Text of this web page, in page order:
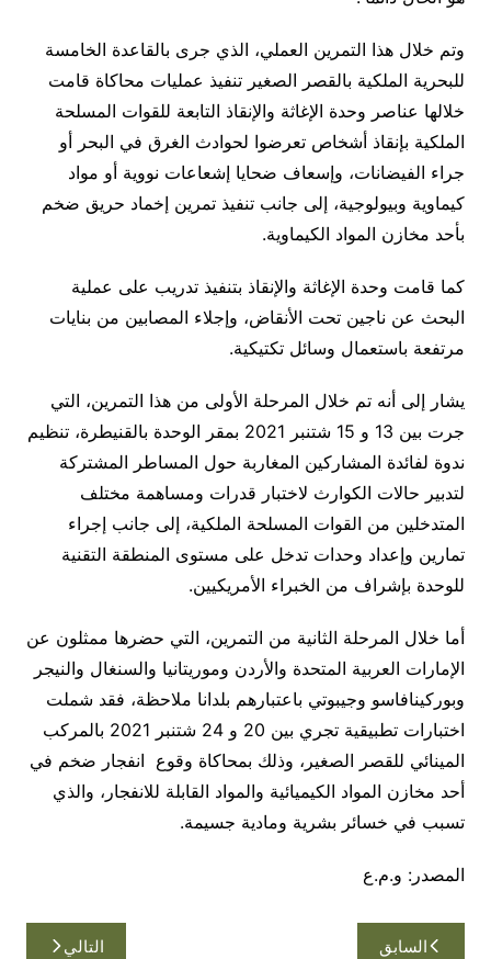
وتم خلال هذا التمرين العملي، الذي جرى بالقاعدة الخامسة
للبحرية الملكية بالقصر الصغير تنفيذ عمليات محاكاة قامت
خلالها عناصر وحدة الإغاثة والإنقاذ التابعة للقوات المسلحة
الملكية بإنقاذ أشخاص تعرضوا لحوادث الغرق في البحر أو
جراء الفيضانات، وإسعاف ضحايا إشعاعات نووية أو مواد
كيماوية وبيولوجية، إلى جانب تنفيذ تمرين إخماد حريق ضخم
بأحد مخازن المواد الكيماوية.
كما قامت وحدة الإغاثة والإنقاذ بتنفيذ تدريب على عملية
البحث عن ناجين تحت الأنقاض، وإجلاء المصابين من بنايات
مرتفعة باستعمال وسائل تكتيكية.
يشار إلى أنه تم خلال المرحلة الأولى من هذا التمرين، التي
جرت بين 13 و 15 شتنبر 2021 بمقر الوحدة بالقنيطرة، تنظيم
ندوة لفائدة المشاركين المغاربة حول المساطر المشتركة
لتدبير حالات الكوارث لاختبار قدرات ومساهمة مختلف
المتدخلين من القوات المسلحة الملكية، إلى جانب إجراء
تمارين وإعداد وحدات تدخل على مستوى المنطقة التقنية
للوحدة بإشراف من الخبراء الأمريكيين.
أما خلال المرحلة الثانية من التمرين، التي حضرها ممثلون عن
الإمارات العربية المتحدة والأردن وموريتانيا والسنغال والنيجر
وبوركينافاسو وجيبوتي باعتبارهم بلدانا ملاحظة، فقد شملت
اختبارات تطبيقية تجري بين 20 و 24 شتنبر 2021 بالمركب
المينائي للقصر الصغير، وذلك بمحاكاة وقوع انفجار ضخم في
أحد مخازن المواد الكيميائية والمواد القابلة للانفجار، والذي
تسبب في خسائر بشرية ومادية جسيمة.
المصدر: و.م.ع
تصفّح
السابق التالي